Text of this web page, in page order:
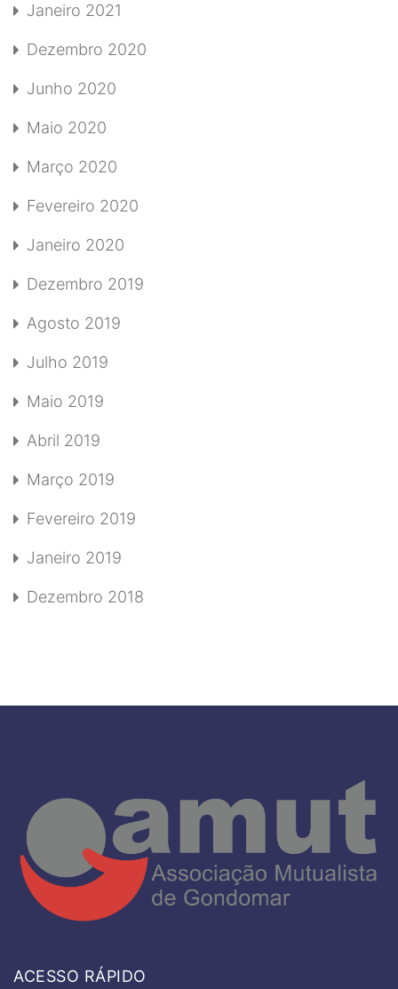
Janeiro 2021
Dezembro 2020
Junho 2020
Maio 2020
Março 2020
Fevereiro 2020
Janeiro 2020
Dezembro 2019
Agosto 2019
Julho 2019
Maio 2019
Abril 2019
Março 2019
Fevereiro 2019
Janeiro 2019
Dezembro 2018
ACESSO RÁPIDO